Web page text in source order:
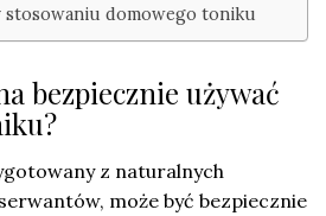
stosowaniu domowego toniku
bezpiecznie używać
z naturalnych
może być bezpiecznie